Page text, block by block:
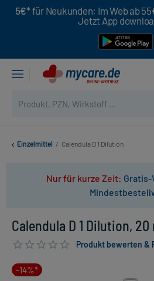
5€* für Neukunden: Im Web ab
Jetzt App
Einzelmittel / Calendula D 1 Dilution
Nur für kurze Zeit: Gratis-
Calendula D 1 Dilution, 20
Produkt bewerten &
-14%*